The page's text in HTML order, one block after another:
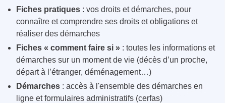
Fiches pratiques : vos droits et démarches, pour
connaître et comprendre ses droits et obligations et
réaliser des démarches
Fiches « comment faire si » : toutes les informations et
démarches sur un moment de vie (décès d’un proche,
départ à l’étranger, déménagement…)
Démarches : accès à l'ensemble des démarches en
ligne et formulaires administratifs (cerfas)